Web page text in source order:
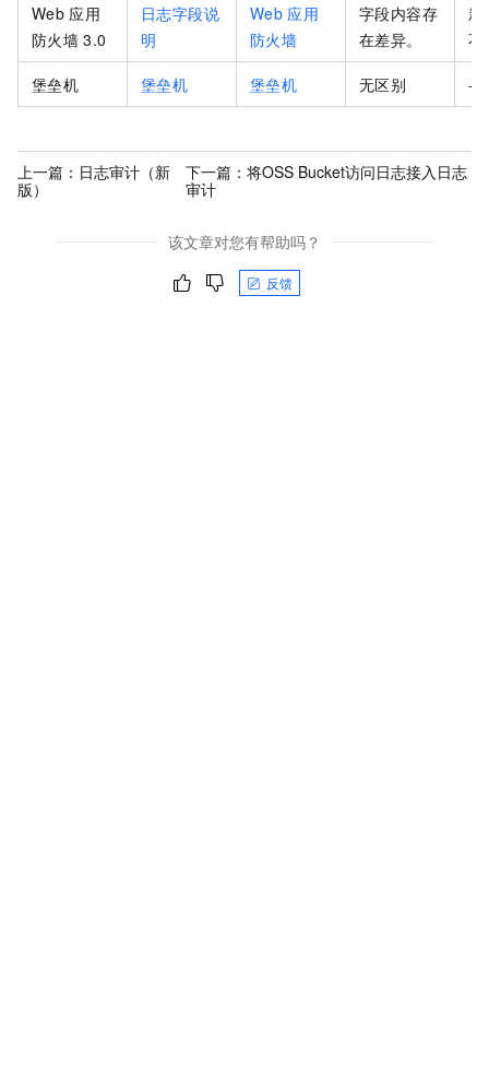
Web 应用
防火墙 3.0
日志字段说
明
Web 应用
防火墙
字段内容存
在差异。
新
不
堡垒机 堡垒机 堡垒机 无区别 -
上一篇： 日志审计（新
版）
下一篇： 将OSS Bucket访问日志接入日志
审计
该文章对您有帮助吗？
反馈